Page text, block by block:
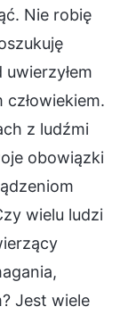
Nie robię
człowiekiem.
z ludźmi
obowiązki
wielu ludzi
Jest wiele